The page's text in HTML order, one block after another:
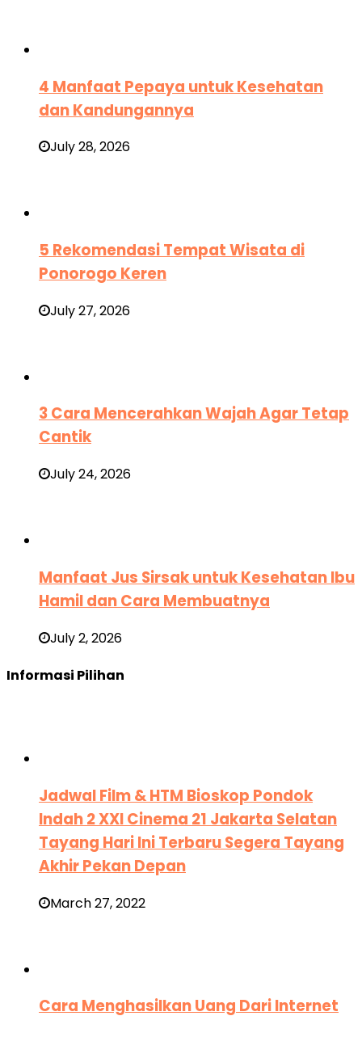
4 Manfaat Pepaya untuk Kesehatan
dan Kandungannya
July 28, 2026
5 Rekomendasi Tempat Wisata di
Ponorogo Keren
July 27, 2026
3 Cara Mencerahkan Wajah Agar Tetap
Cantik
July 24, 2026
Manfaat Jus Sirsak untuk Kesehatan Ibu
Hamil dan Cara Membuatnya
July 2, 2026
Informasi Pilihan
Jadwal Film & HTM Bioskop Pondok
Indah 2 XXI Cinema 21 Jakarta Selatan
Tayang Hari Ini Terbaru Segera Tayang
Akhir Pekan Depan
March 27, 2022
Cara Menghasilkan Uang Dari Internet